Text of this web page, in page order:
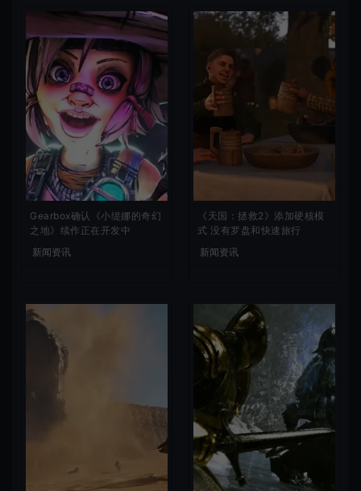
Gearbox确认《小缇娜的奇幻
之地》续作正在开发中
新闻资讯
《天国：拯救2》添加硬核模
式 没有罗盘和快速旅行
新闻资讯